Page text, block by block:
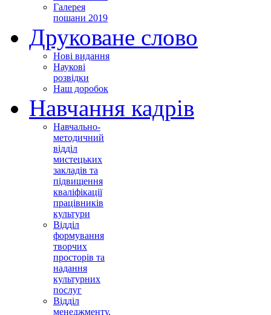
Галерея
пошани 2019
Друковане слово
Нові видання
Наукові
розвідки
Наш доробок
Навчання кадрів
Навчально-
методичний
відділ
мистецьких
закладів та
підвищення
кваліфікації
працівників
культури
Відділ
формування
творчих
просторів та
надання
культурних
послуг
Відділ
менеджменту,